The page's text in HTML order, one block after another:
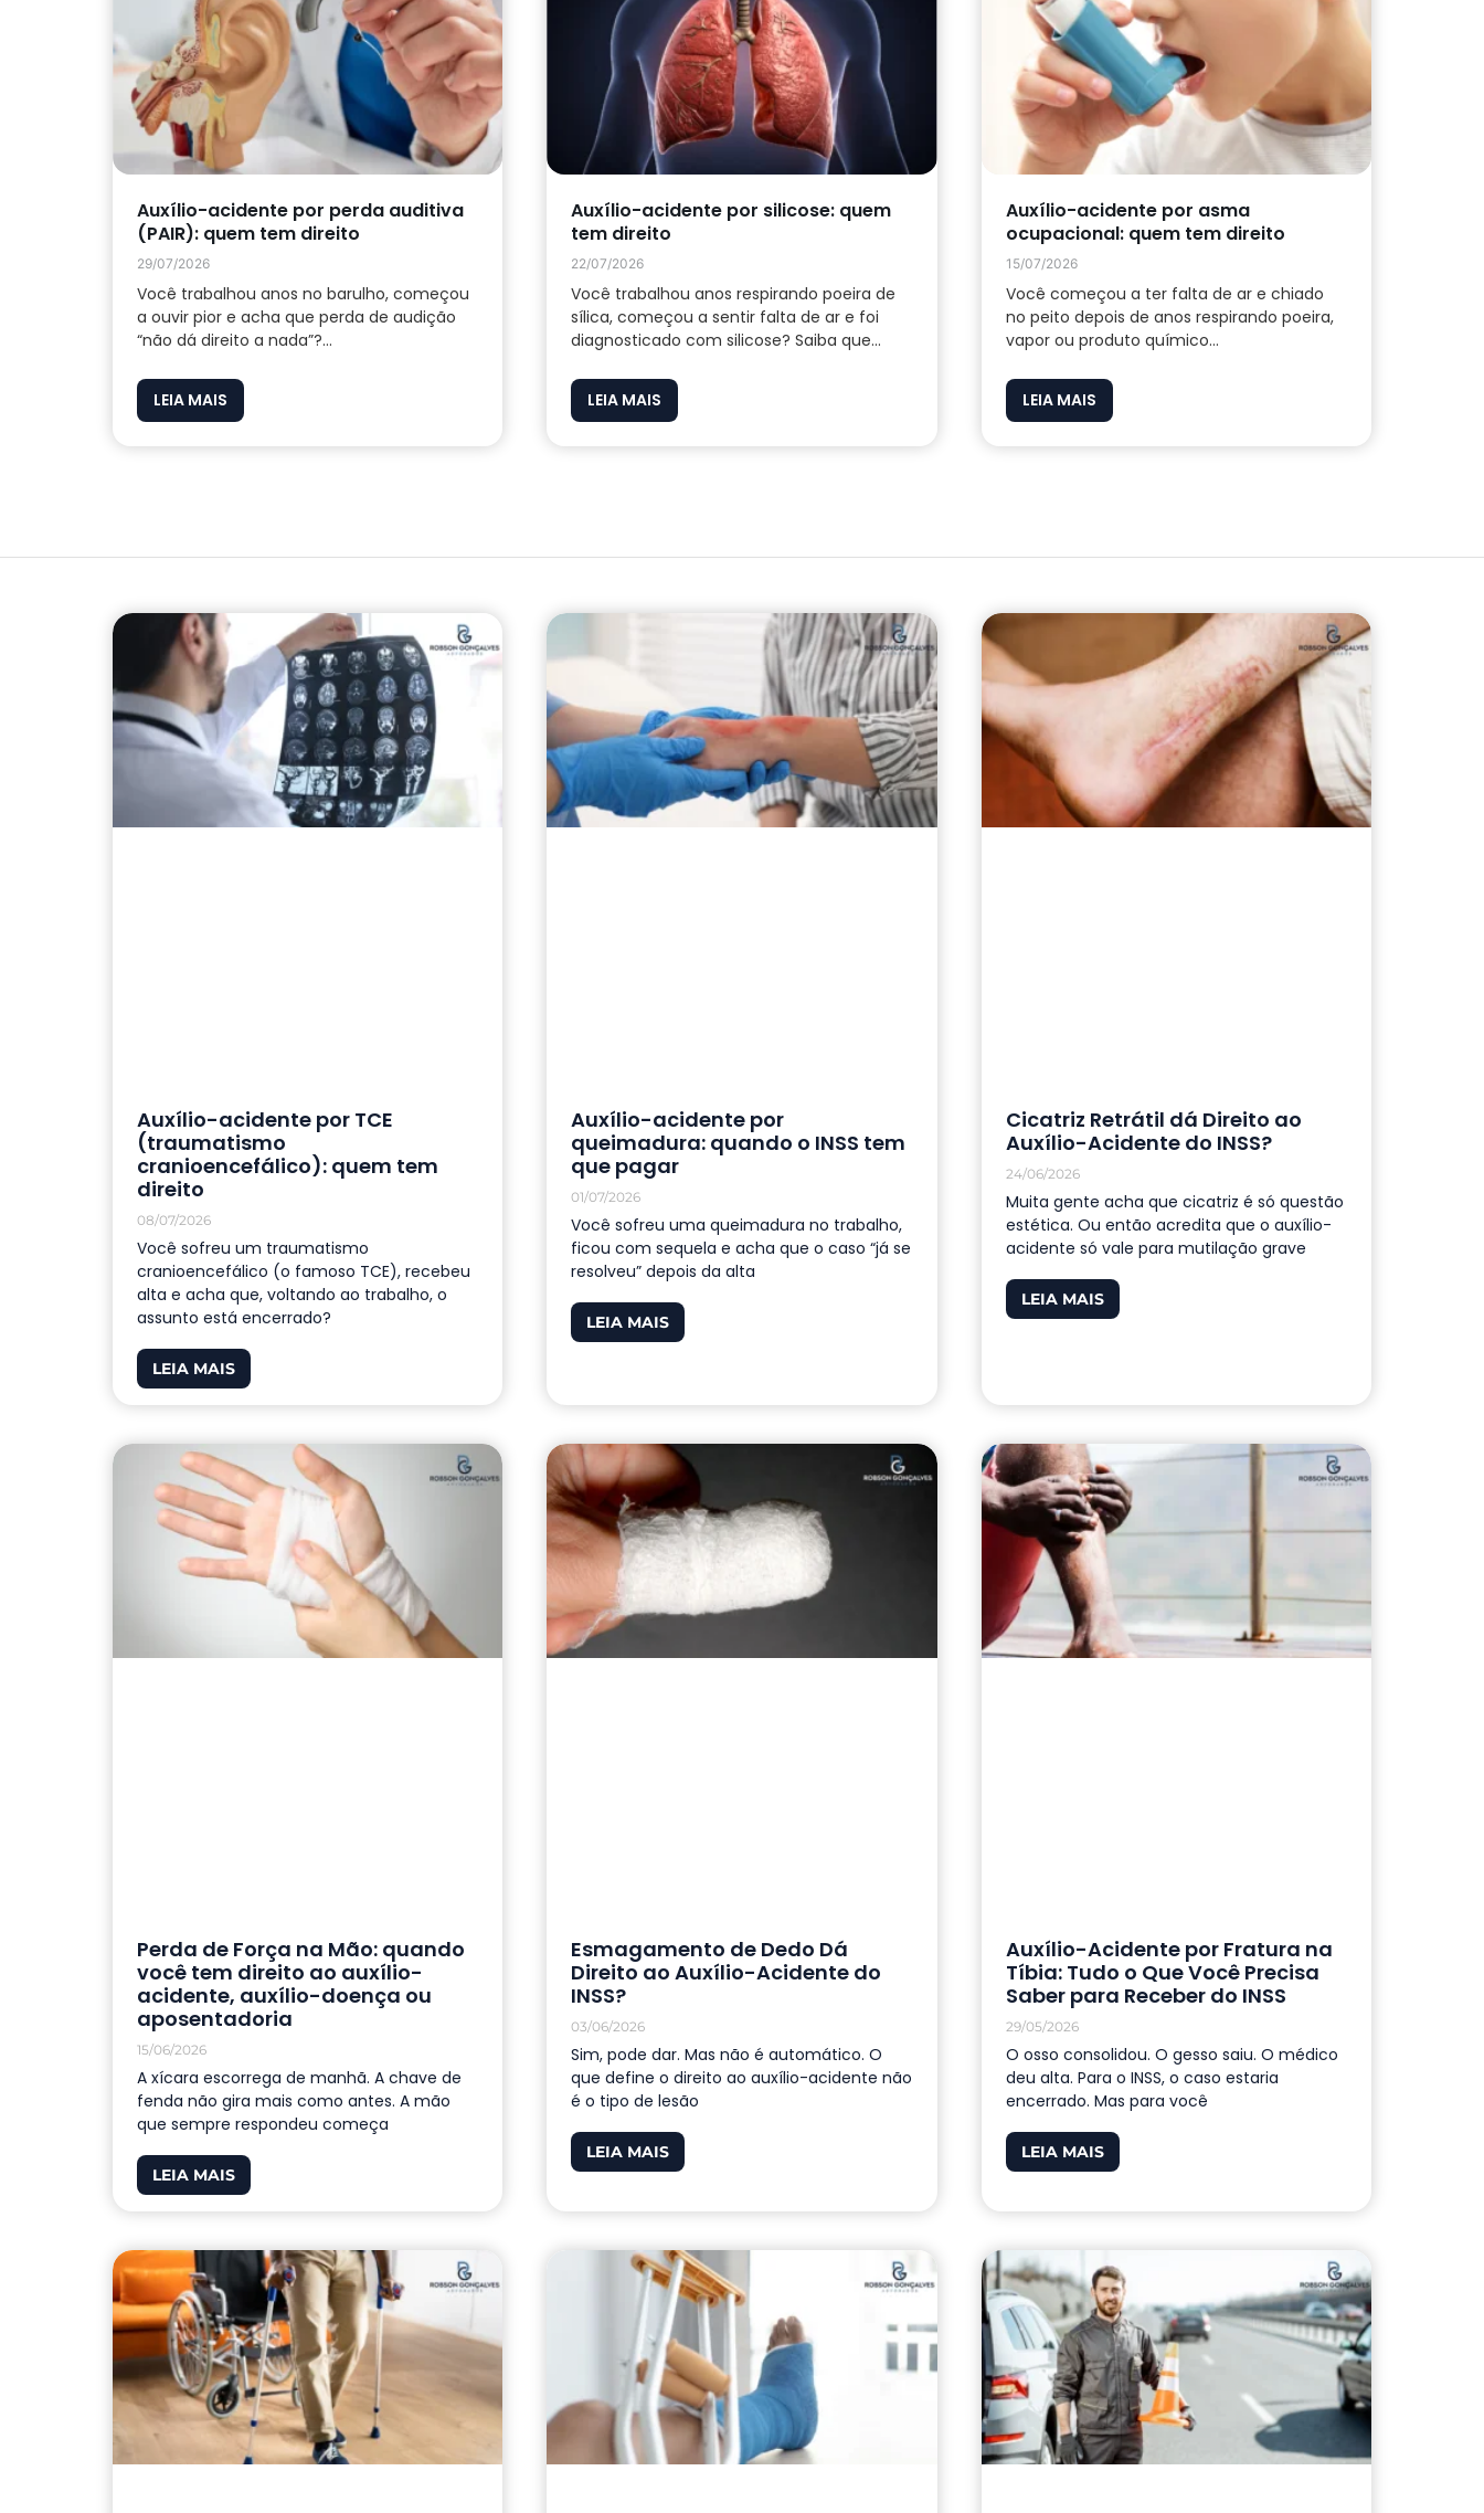
Auxílio-acidente por perda auditiva
(PAIR): quem tem direito
29/07/2026
Você trabalhou anos no barulho, começou
a ouvir pior e acha que perda de audição
“não dá direito a nada”?...
LEIA MAIS
Auxílio-acidente por silicose: quem
tem direito
22/07/2026
Você trabalhou anos respirando poeira de
sílica, começou a sentir falta de ar e foi
diagnosticado com silicose? Saiba que...
LEIA MAIS
Auxílio-acidente por asma
ocupacional: quem tem direito
15/07/2026
Você começou a ter falta de ar e chiado
no peito depois de anos respirando poeira,
vapor ou produto químico...
LEIA MAIS
Auxílio-acidente por TCE
(traumatismo
cranioencefálico): quem tem
direito
08/07/2026
Você sofreu um traumatismo
cranioencefálico (o famoso TCE), recebeu
alta e acha que, voltando ao trabalho, o
assunto está encerrado?
LEIA MAIS
Auxílio-acidente por
queimadura: quando o INSS tem
que pagar
01/07/2026
Você sofreu uma queimadura no trabalho,
ficou com sequela e acha que o caso “já se
resolveu” depois da alta
LEIA MAIS
Cicatriz Retrátil dá Direito ao
Auxílio-Acidente do INSS?
24/06/2026
Muita gente acha que cicatriz é só questão
estética. Ou então acredita que o auxílio-
acidente só vale para mutilação grave
LEIA MAIS
Perda de Força na Mão: quando
você tem direito ao auxílio-
acidente, auxílio-doença ou
aposentadoria
15/06/2026
A xícara escorrega de manhã. A chave de
fenda não gira mais como antes. A mão
que sempre respondeu começa
LEIA MAIS
Esmagamento de Dedo Dá
Direito ao Auxílio-Acidente do
INSS?
03/06/2026
Sim, pode dar. Mas não é automático. O
que define o direito ao auxílio-acidente não
é o tipo de lesão
LEIA MAIS
Auxílio-Acidente por Fratura na
Tíbia: Tudo o Que Você Precisa
Saber para Receber do INSS
29/05/2026
O osso consolidou. O gesso saiu. O médico
deu alta. Para o INSS, o caso estaria
encerrado. Mas para você
LEIA MAIS